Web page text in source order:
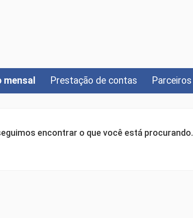
mensal Prestação de contas Parceiros
encontrar o que você está procurando.